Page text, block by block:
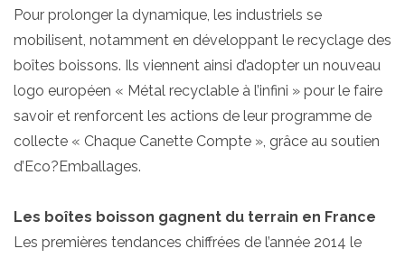
Pour prolonger la dynamique, les industriels se
mobilisent, notamment en développant le recyclage des
boîtes boissons. Ils viennent ainsi d’adopter un nouveau
logo européen « Métal recyclable à l’infini » pour le faire
savoir et renforcent les actions de leur programme de
collecte « Chaque Canette Compte », grâce au soutien
d’Eco?Emballages.
Les boîtes boisson gagnent du terrain en France
Les premières tendances chiffrées de l’année 2014 le